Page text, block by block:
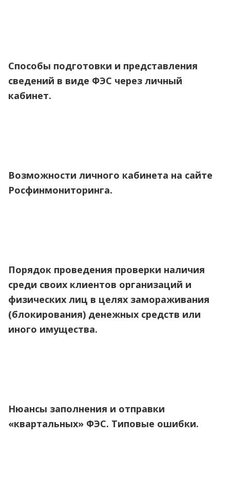
Способы подготовки и представления
сведений в виде ФЭС через личный
кабинет.
Возможности личного кабинета на сайте
Росфинмониторинга.
Порядок проведения проверки наличия
среди своих клиентов организаций и
физических лиц в целях замораживания
(блокирования) денежных средств или
иного имущества.
Нюансы заполнения и отправки
«квартальных» ФЭС. Типовые ошибки.